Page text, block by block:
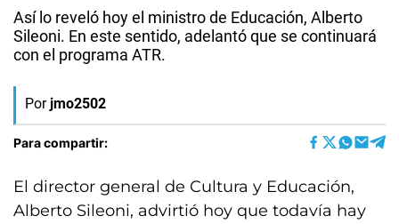
Así lo reveló hoy el ministro de Educación, Alberto
Sileoni. En este sentido, adelantó que se continuará
con el programa ATR.
Por jmo2502
Para compartir:
El director general de Cultura y Educación,
Alberto Sileoni, advirtió hoy que todavía hay